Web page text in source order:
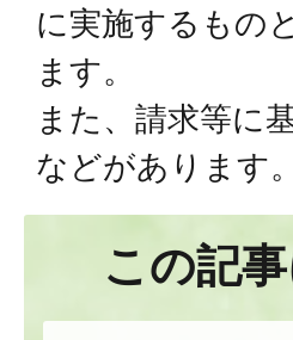
に実施するもの
ます。
また、請求等に
などがあります。
この記